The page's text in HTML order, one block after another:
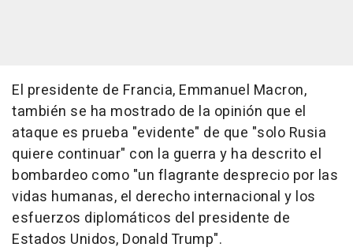
El presidente de Francia, Emmanuel Macron,
también se ha mostrado de la opinión que el
ataque es prueba "evidente" de que "solo Rusia
quiere continuar" con la guerra y ha descrito el
bombardeo como "un flagrante desprecio por las
vidas humanas, el derecho internacional y los
esfuerzos diplomáticos del presidente de
Estados Unidos, Donald Trump".